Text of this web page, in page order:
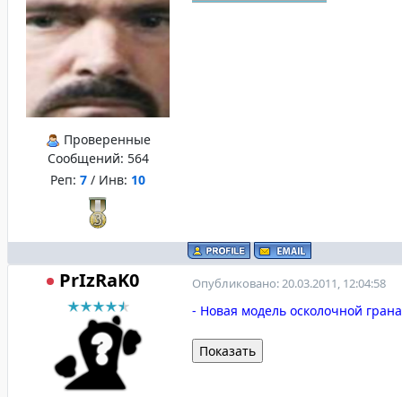
Проверенные
Сообщений: 564
Реп: 7 / Инв: 10
PrIzRaK0 Опубликовано: 20.03.2011, 12:04:58
- Новая модель осколочной